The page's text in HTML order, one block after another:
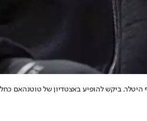
ביקש להופיע באצטדיון של טוטנהאם